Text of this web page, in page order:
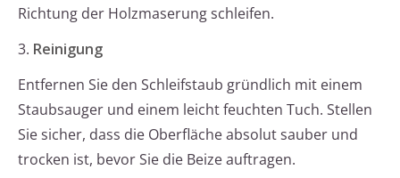
Richtung der Holzmaserung schleifen.
3. Reinigung
Entfernen Sie den Schleifstaub gründlich mit einem
Staubsauger und einem leicht feuchten Tuch. Stellen
Sie sicher, dass die Oberfläche absolut sauber und
trocken ist, bevor Sie die Beize auftragen.